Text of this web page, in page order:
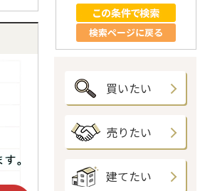
検索ページに戻る
買いたい
売りたい
建てたい